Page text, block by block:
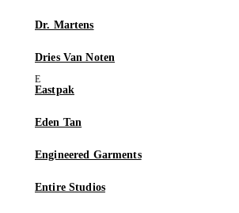
Dr. Martens
Dries Van Noten
Eastpak
Eden Tan
Engineered Garments
Entire Studios